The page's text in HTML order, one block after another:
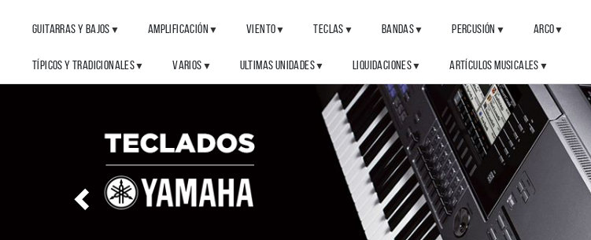
GUITARRAS Y BAJOS▼ AMPLIFICACIÓN▼ VIENTO▼ TECLAS▼ BANDAS▼ PERCUSIÓN ▼ ARCO▼
TÍPICOS Y TRADICIONALES▼ VARIOS▼ ULTIMAS UNIDADES▼ LIQUIDACIONES▼ ARTÍCULOS MUSICALES▼
Anterior